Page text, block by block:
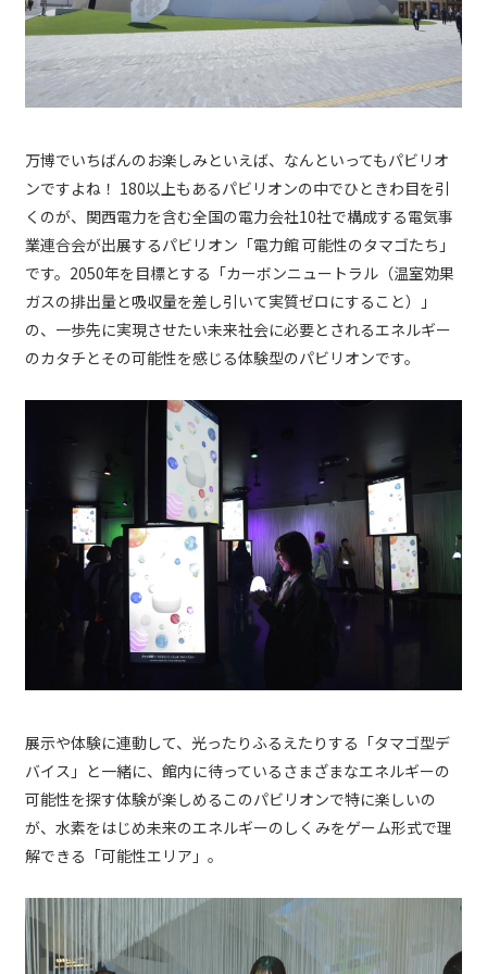
万博でいちばんのお楽しみといえば、なんといってもパビリオ
ンですよね！ 180以上もあるパビリオンの中でひときわ目を引
くのが、関西電力を含む全国の電力会社10社で構成する電気事
業連合会が出展するパビリオン「電力館 可能性のタマゴたち」
です。2050年を目標とする「カーボンニュートラル（温室効果
ガスの排出量と吸収量を差し引いて実質ゼロにすること）」
の、一歩先に実現させたい未来社会に必要とされるエネルギー
のカタチとその可能性を感じる体験型のパビリオンです。
展示や体験に連動して、光ったりふるえたりする「タマゴ型デ
バイス」と一緒に、館内に待っているさまざまなエネルギーの
可能性を探す体験が楽しめるこのパビリオンで特に楽しいの
が、水素をはじめ未来のエネルギーのしくみをゲーム形式で理
解できる「可能性エリア」。